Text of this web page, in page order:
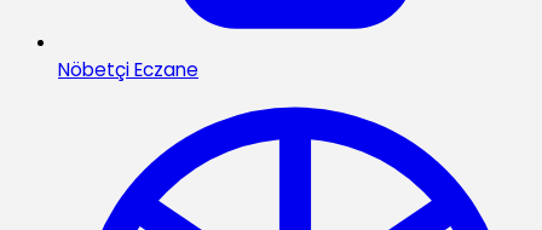
Nöbetçi Eczane